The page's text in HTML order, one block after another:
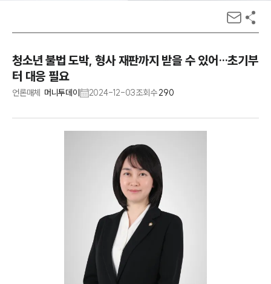
청소년 불법 도박, 형사 재판까지 받을 수 있어…초기부
터 대응 필요
언론매체 머니투데이 2024-12-03조회수 290